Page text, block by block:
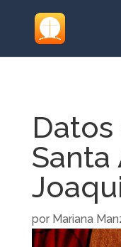
Santa
por Mariana